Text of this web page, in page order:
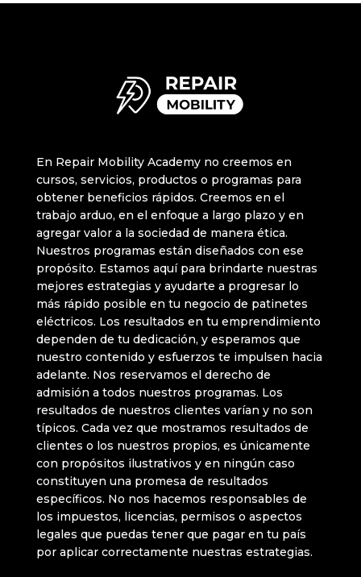
En Repair Mobility Academy no creemos en
cursos, servicios, productos o programas para
obtener beneficios rápidos. Creemos en el
trabajo arduo, en el enfoque a largo plazo y en
agregar valor a la sociedad de manera ética.
Nuestros programas están diseñados con ese
propósito. Estamos aquí para brindarte nuestras
mejores estrategias y ayudarte a progresar lo
más rápido posible en tu negocio de patinetes
eléctricos. Los resultados en tu emprendimiento
dependen de tu dedicación, y esperamos que
nuestro contenido y esfuerzos te impulsen hacia
adelante. Nos reservamos el derecho de
admisión a todos nuestros programas. Los
resultados de nuestros clientes varían y no son
típicos. Cada vez que mostramos resultados de
clientes o los nuestros propios, es únicamente
con propósitos ilustrativos y en ningún caso
constituyen una promesa de resultados
específicos. No nos hacemos responsables de
los impuestos, licencias, permisos o aspectos
legales que puedas tener que pagar en tu país
por aplicar correctamente nuestras estrategias.